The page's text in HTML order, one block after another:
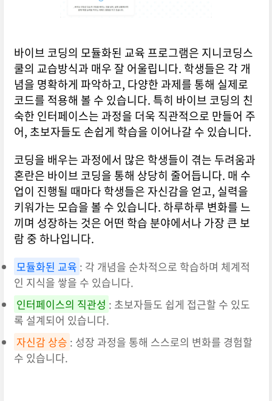
바이브 코딩의 모듈화된 교육 프로그램은 지니코딩스
쿨의 교습방식과 매우 잘 어울립니다. 학생들은 각 개
념을 명확하게 파악하고, 다양한 과제를 통해 실제로
코드를 적용해 볼 수 있습니다. 특히 바이브 코딩의 친
숙한 인터페이스는 과정을 더욱 직관적으로 만들어 주
어, 초보자들도 손쉽게 학습을 이어나갈 수 있습니다.
코딩을 배우는 과정에서 많은 학생들이 겪는 두려움과
혼란은 바이브 코딩을 통해 상당히 줄어듭니다. 매 수
업이 진행될 때마다 학생들은 자신감을 얻고, 실력을
키워가는 모습을 볼 수 있습니다. 하루하루 변화를 느
끼며 성장하는 것은 어떤 학습 분야에서나 가장 큰 보
람 중 하나입니다.
모듈화된 교육 : 각 개념을 순차적으로 학습하며 체계적
인 지식을 쌓을 수 있습니다.
인터페이스의 직관성 : 초보자들도 쉽게 접근할 수 있도
록 설계되어 있습니다.
자신감 상승 : 성장 과정을 통해 스스로의 변화를 경험할
수 있습니다.